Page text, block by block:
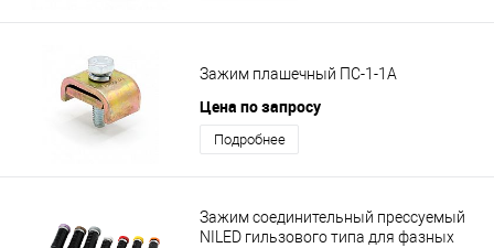
Зажим плашечный ПС-1-1А
Цена по запросу
Подробнее
Зажим соединительный прессуемый
NILED гильзового типа для фазных